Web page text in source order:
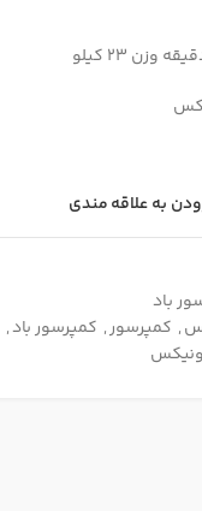
به علاقه مندی
باد
, کمپرسور, کمپرسور باد,